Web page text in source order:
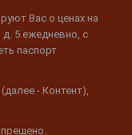
Вас о ценах на
д. 5 ежедневно, с
паспорт
- Контент),